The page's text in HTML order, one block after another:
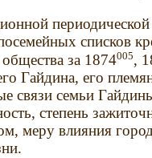
списков
общества за 1874005,
Гайдина, его
связи семьи
степень
меру влияния